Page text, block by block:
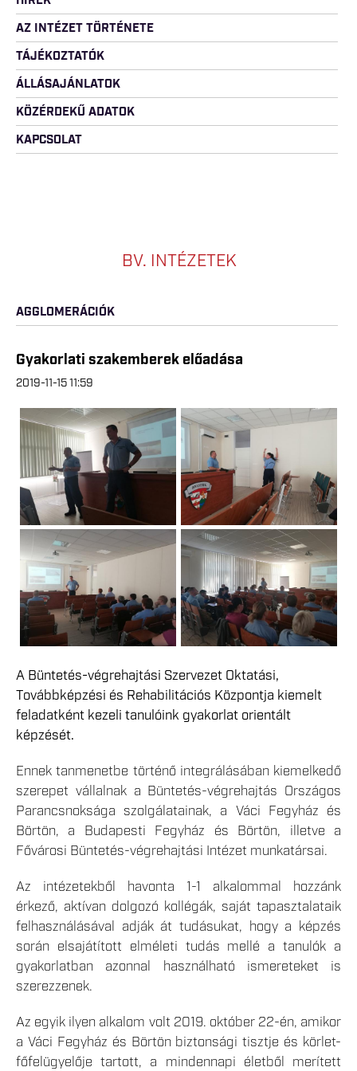
AZ INTÉZET TÖRTÉNETE
TÁJÉKOZTATÓK
ÁLLÁSAJÁNLATOK
KÖZÉRDEKŰ ADATOK
KAPCSOLAT
BV. INTÉZETEK
AGGLOMERÁCIÓK
Gyakorlati szakemberek előadása
2019-11-15 11:59
A Büntetés-végrehajtási Szervezet Oktatási,
Továbbképzési és Rehabilitációs Központja kiemelt
feladatként kezeli tanulóink gyakorlat orientált
képzését.
Ennek tanmenetbe történő integrálásában kiemelkedő
szerepet vállalnak a Büntetés-végrehajtás Országos
Parancsnoksága szolgálatainak, a Váci Fegyház és
Börtön, a Budapesti Fegyház és Börtön, illetve a
Fővárosi Büntetés-végrehajtási Intézet munkatársai.
Az intézetekből havonta 1-1 alkalommal hozzánk
érkező, aktívan dolgozó kollégák, saját tapasztalataik
felhasználásával adják át tudásukat, hogy a képzés
során elsajátított elméleti tudás mellé a tanulók a
gyakorlatban azonnal használható ismereteket is
szerezzenek.
Az egyik ilyen alkalom volt 2019. október 22-én, amikor
a Váci Fegyház és Börtön biztonsági tisztje és körlet-
főfelügyelője tartott, a mindennapi életből merített